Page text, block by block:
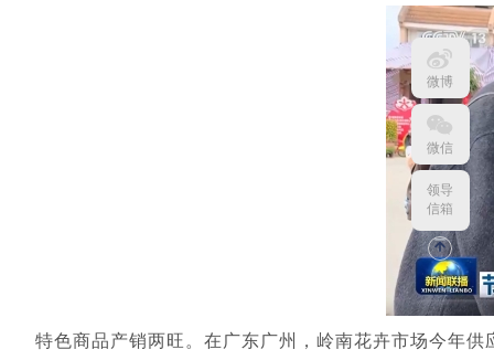
微博
微信
领导
信箱
特色商品产销两旺。在广东广州，岭南花卉市场今年